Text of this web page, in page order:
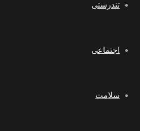
تندرستی
اجتماعی
سلامت